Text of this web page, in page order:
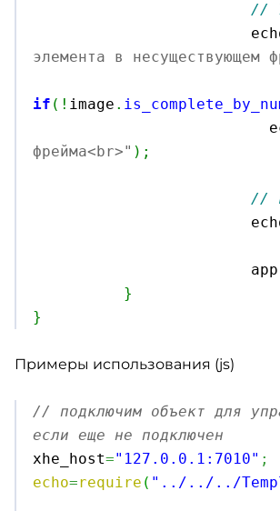
//
элемента в несуществующем
if ( ! image .
фрейма<br>" ) ;
//
			app
}
}
Примеры использования (js)
// подключим объект для
если еще не подключен
xhe_host="127.0.0.1:7010" ;
echo=require ( "../../../